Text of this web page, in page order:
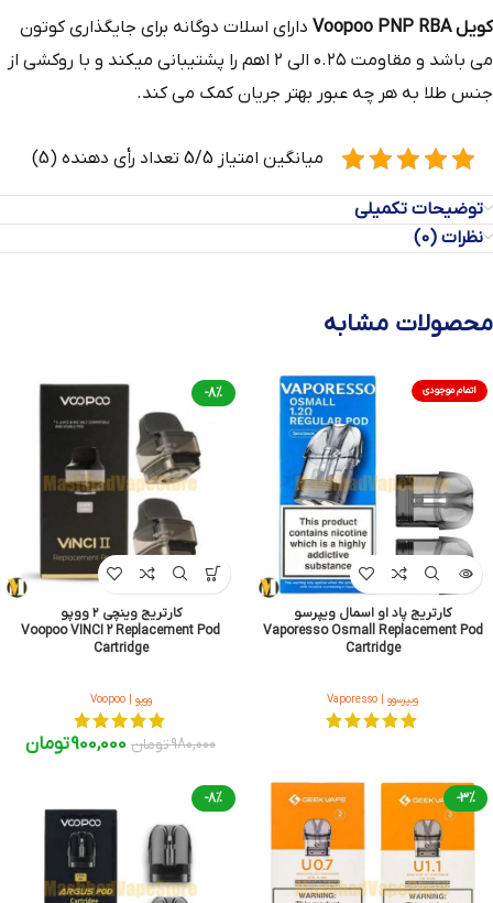
کویل Voopoo PNP RBA
دارای اسلات دوگانه برای جایگذاری کوتون
می باشد و مقاومت ۰.۲۵ الی ۲ اهم را پشتیبانی میکند و با روکشی از
جنس طلا به هر چه عبور بهتر جریان کمک می کند.
میانگین امتیاز 5/5 تعداد رأی دهنده (5)
توضیحات تکمیلی
نظرات (0)
محصولات مشابه
اتمام موجودی
کارتریج پاد او اسمال ویپرسو
Vaporesso Osmall Replacement Pod
Cartridge
ویپرسوو | Vaporesso
-8%
کارتریج وینچی ۲ ووپو
Voopoo VINCI 2 Replacement Pod
Cartridge
ووپو | Voopoo
980,000تومان 900,000تومان
-3%
-8%